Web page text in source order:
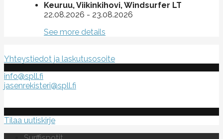
Keuruu, Viikinkihovi, Windsurfer LT
22.08.2026 - 23.08.2026
See more details
Yhteystiedot ja laskutusosoite
info@spll.fi
jasenrekisteri@spll.fi
Tilaa uutiskirje